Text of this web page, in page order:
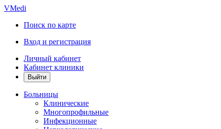
VMedi
Поиск по карте
Вход и регистрация
Личный кабинет
Кабинет клиники
Больницы
Клинические
Многопрофильные
Инфекционные